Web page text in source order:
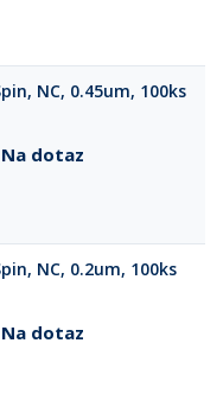
NC, 0.45um, 100ks
Na dotaz
NC, 0.2um, 100ks
Na dotaz